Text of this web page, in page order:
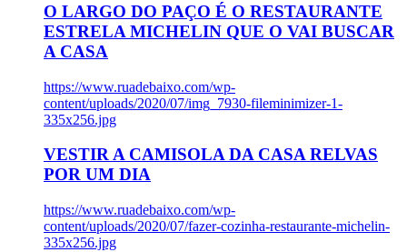
O LARGO DO PAÇO É O RESTAURANTE
ESTRELA MICHELIN QUE O VAI BUSCAR
A CASA
https://www.ruadebaixo.com/wp-
content/uploads/2020/07/img_7930-fileminimizer-1-
335x256.jpg
VESTIR A CAMISOLA DA CASA RELVAS
POR UM DIA
https://www.ruadebaixo.com/wp-
content/uploads/2020/07/fazer-cozinha-restaurante-michelin-
335x256.jpg